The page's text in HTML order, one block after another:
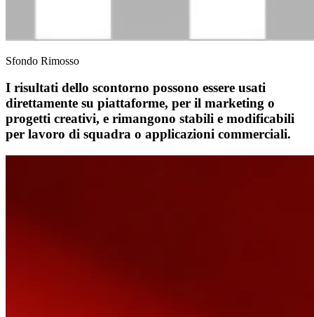
Sfondo Rimosso
I risultati dello scontorno possono essere usati
direttamente su piattaforme, per il marketing o
progetti creativi, e rimangono stabili e modificabili
per lavoro di squadra o applicazioni commerciali.